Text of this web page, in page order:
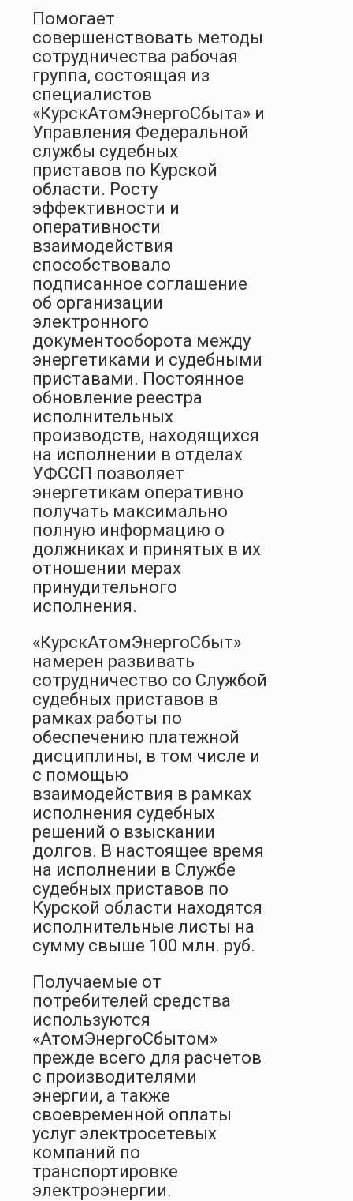
Помогает
совершенствовать методы
сотрудничества рабочая
группа, состоящая из
специалистов
«КурскАтомЭнергоСбыта» и
Управления Федеральной
службы судебных
приставов по Курской
области. Росту
эффективности и
оперативности
взаимодействия
способствовало
подписанное соглашение
об организации
электронного
документооборота между
энергетиками и судебными
приставами. Постоянное
обновление реестра
исполнительных
производств, находящихся
на исполнении в отделах
УФССП позволяет
энергетикам оперативно
получать максимально
полную информацию о
должниках и принятых в их
отношении мерах
принудительного
исполнения.
«КурскАтомЭнергоСбыт»
намерен развивать
сотрудничество со Службой
судебных приставов в
рамках работы по
обеспечению платежной
дисциплины, в том числе и
с помощью
взаимодействия в рамках
исполнения судебных
решений о взыскании
долгов. В настоящее время
на исполнении в Службе
судебных приставов по
Курской области находятся
исполнительные листы на
сумму свыше 100 млн. руб.
Получаемые от
потребителей средства
используются
«АтомЭнергоСбытом»
прежде всего для расчетов
с производителями
энергии, а также
своевременной оплаты
услуг электросетевых
компаний по
транспортировке
электроэнергии.